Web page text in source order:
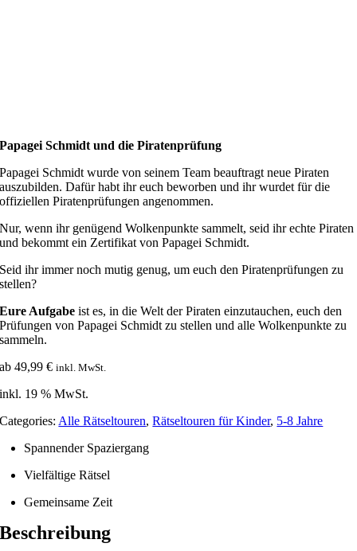
Papagei Schmidt und die Piratenprüfung
Papagei Schmidt wurde von seinem Team beauftragt neue Piraten
auszubilden. Dafür habt ihr euch beworben und ihr wurdet für die
offiziellen Piratenprüfungen angenommen.
Nur, wenn ihr genügend Wolkenpunkte sammelt, seid ihr echte Piraten
und bekommt ein Zertifikat von Papagei Schmidt.
Seid ihr immer noch mutig genug, um euch den Piratenprüfungen zu
stellen?
Eure Aufgabe ist es, in die Welt der Piraten einzutauchen, euch den
Prüfungen von Papagei Schmidt zu stellen und alle Wolkenpunkte zu
sammeln.
ab49,99€ inkl. MwSt.
inkl. 19 % MwSt.
Categories: Alle Rätseltouren,Rätseltouren für Kinder, 5-8 Jahre
Spannender Spaziergang
Vielfältige Rätsel
Gemeinsame Zeit
Beschreibung